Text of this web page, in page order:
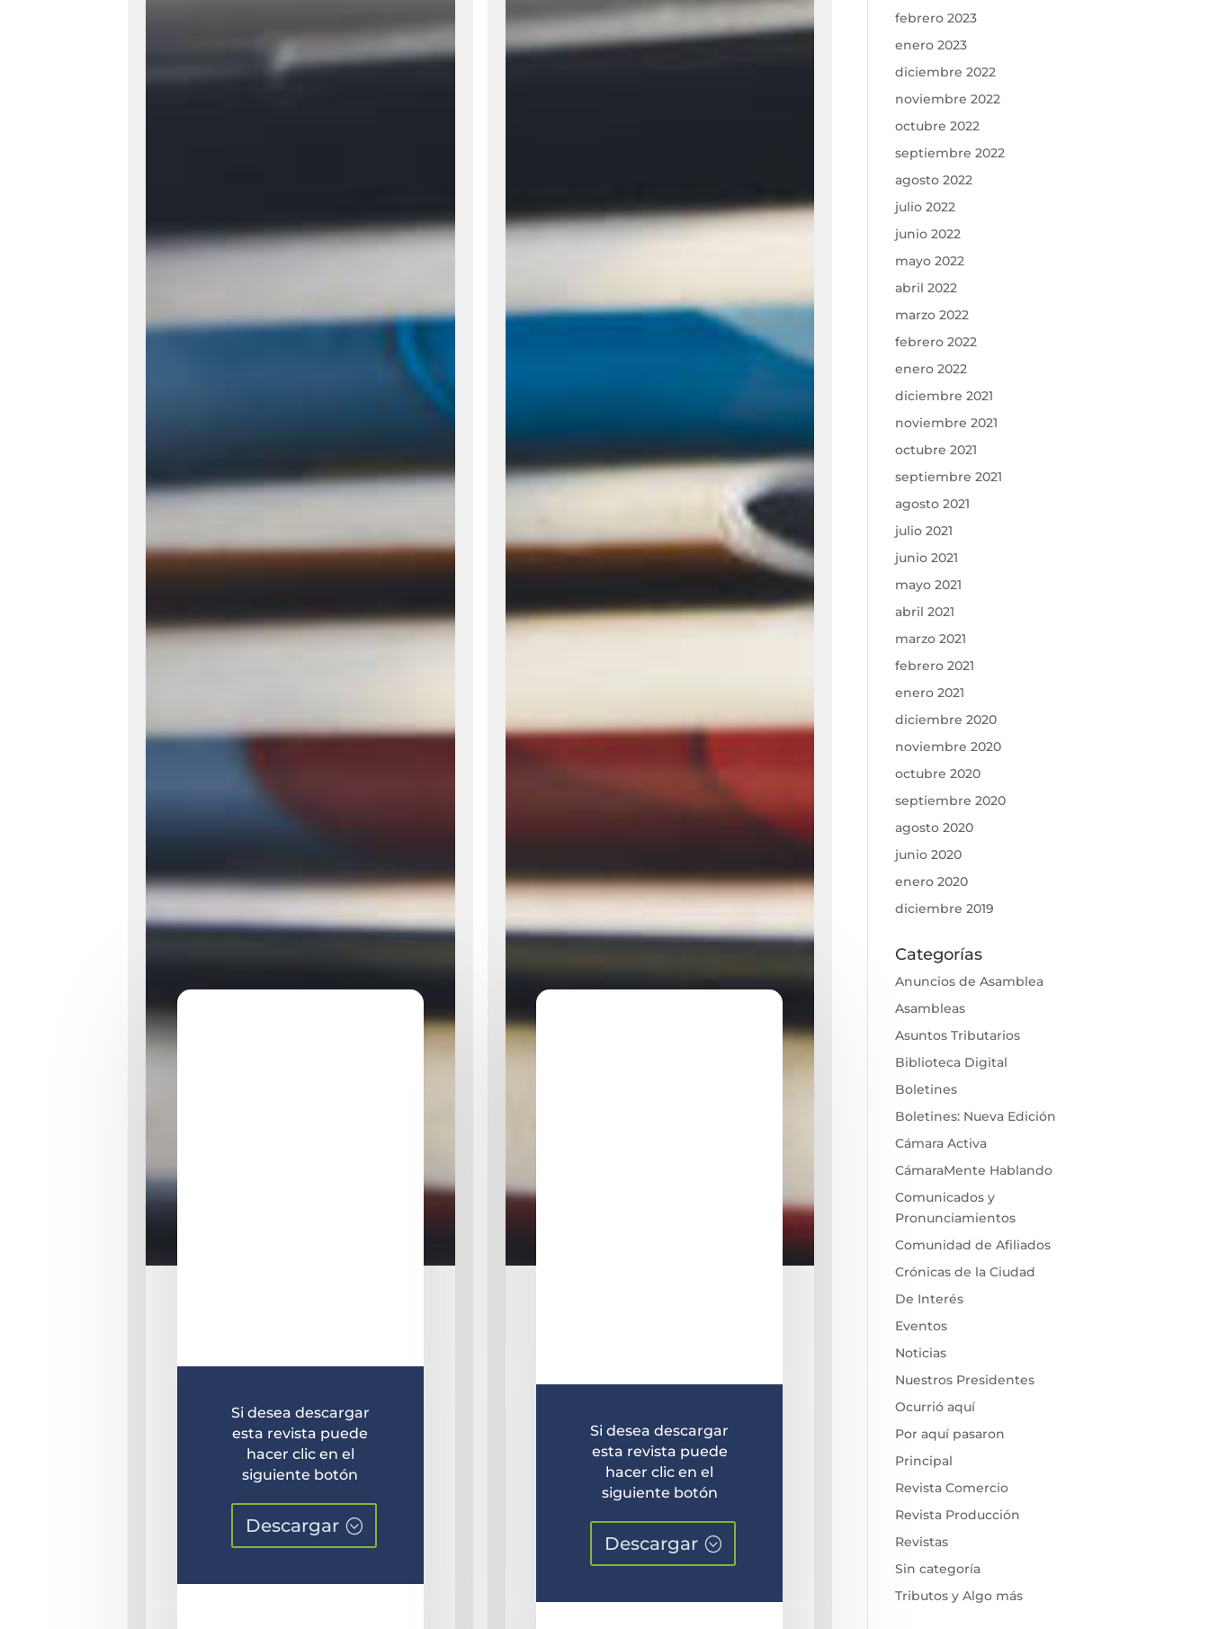
Si desea descargar
esta revista puede
hacer clic en el
siguiente botón
Descargar
Si desea descargar
esta revista puede
hacer clic en el
siguiente botón
Descargar
febrero 2023
enero 2023
diciembre 2022
noviembre 2022
octubre 2022
septiembre 2022
agosto 2022
julio 2022
junio 2022
mayo 2022
abril 2022
marzo 2022
febrero 2022
enero 2022
diciembre 2021
noviembre 2021
octubre 2021
septiembre 2021
agosto 2021
julio 2021
junio 2021
mayo 2021
abril 2021
marzo 2021
febrero 2021
enero 2021
diciembre 2020
noviembre 2020
octubre 2020
septiembre 2020
agosto 2020
junio 2020
enero 2020
diciembre 2019
Categorías
Anuncios de Asamblea
Asambleas
Asuntos Tributarios
Biblioteca Digital
Boletines
Boletines: Nueva Edición
Cámara Activa
CámaraMente Hablando
Comunicados y
Pronunciamientos
Comunidad de Afiliados
Crónicas de la Ciudad
De Interés
Eventos
Noticias
Nuestros Presidentes
Ocurrió aquí
Por aquí pasaron
Principal
Revista Comercio
Revista Producción
Revistas
Sin categoría
Tributos y Algo más